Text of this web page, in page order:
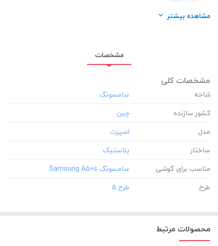
ساختار: پلاستیک
مشاهده بیشتر
مشخصات
مشخصات کلی
شاخه
کشور سازنده
مدل
ساختار
مناسب برای گوشی
طرح
محصولات مرتبط